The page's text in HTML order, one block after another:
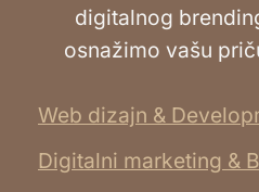
digitalnog
osnažimo vašu
Web dizajn &
Digitalni marketing &